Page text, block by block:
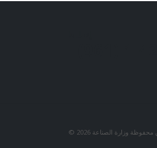
وزارة الصناعة 2026 ©